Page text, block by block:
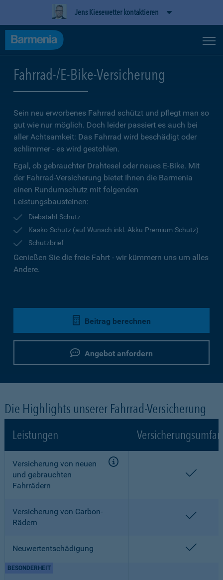
Jens Kiesewetter kontaktieren
Fahrrad-/E-Bike-Versicherung
Sein neu erworbenes Fahrrad schützt und pflegt man so
gut wie nur möglich. Doch leider passiert es auch bei
aller Achtsamkeit: Das Fahrrad wird beschädigt oder
schlimmer - es wird gestohlen.
Egal, ob gebrauchter Drahtesel oder neues E-Bike. Mit
der Fahrrad-Versicherung bietet Ihnen die Barmenia
einen Rundumschutz mit folgenden
Leistungsbausteinen:
Diebstahl-Schutz
Kasko-Schutz (auf Wunsch inkl. Akku-Premium-Schutz)
Schutzbrief
Genießen Sie die freie Fahrt - wir kümmern uns um alles
Andere.
Beitrag berechnen
Angebot anfordern
Die Highlights unserer Fahrrad-Versicherung
Leistungen
Versicherung von neuen
und gebrauchten
Fahrrädern
Versicherung von Carbon-
Rädern
Neuwertentschädigung
BESONDERHEIT